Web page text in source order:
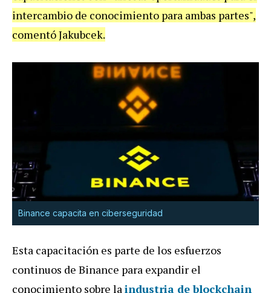
intercambio de conocimiento para ambas partes",
comentó Jakubcek.
Binance capacita en ciberseguridad
Esta capacitación es parte de los esfuerzos
continuos de Binance para expandir el
conocimiento sobre la industria de blockchain